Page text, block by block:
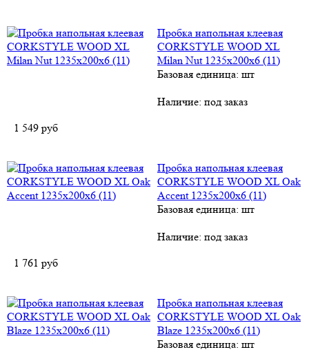
Пробка напольная клеевая
CORKSTYLE WOOD XL
Milan Nut 1235x200х6 (11)
Базовая единица: шт
Наличие: под заказ
1 549 руб
Пробка напольная клеевая
CORKSTYLE WOOD XL Oak
Accent 1235x200х6 (11)
Базовая единица: шт
Наличие: под заказ
1 761 руб
Пробка напольная клеевая
CORKSTYLE WOOD XL Oak
Blaze 1235x200х6 (11)
Базовая единица: шт